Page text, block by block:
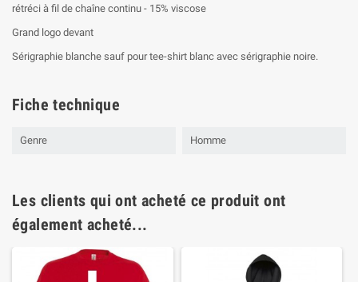
rétréci à fil de chaîne continu - 15% viscose
Grand logo devant
Sérigraphie blanche sauf pour tee-shirt blanc avec sérigraphie noire.
Fiche technique
Genre Homme
Les clients qui ont acheté ce produit ont
également acheté...